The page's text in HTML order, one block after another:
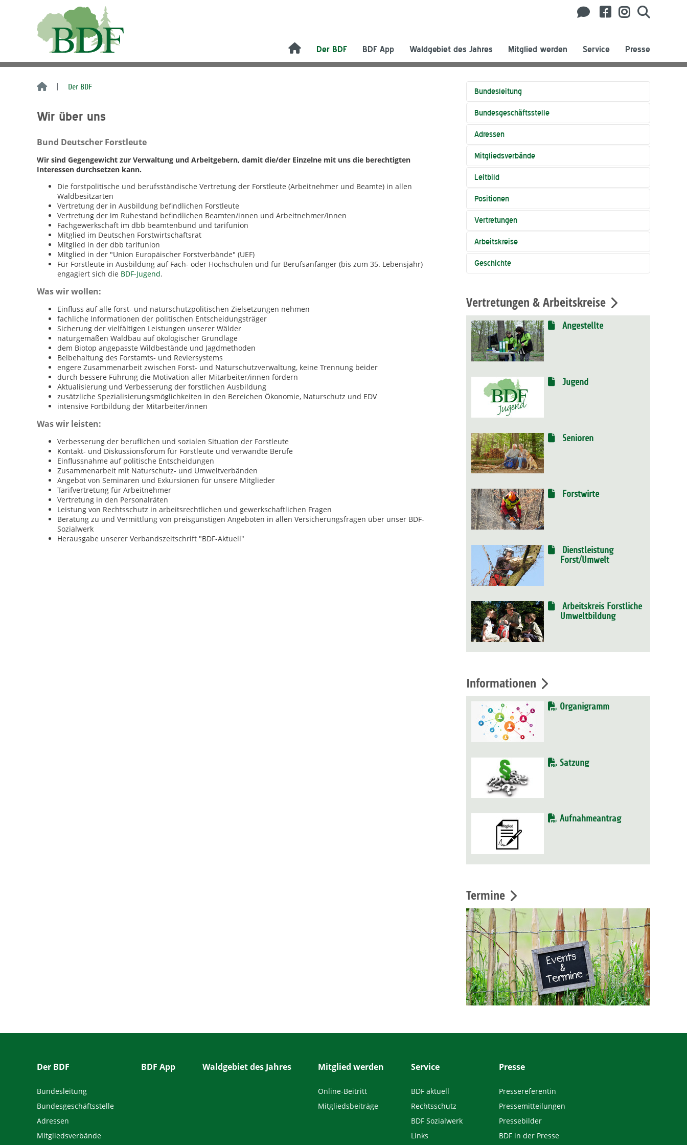
Der BDF BDF App Waldgebiet des Jahres Mitglied werden Service Presse
Der BDF
Wir über uns
Bund Deutscher Forstleute
Wir sind Gegengewicht zur Verwaltung und Arbeitgebern, damit die/der Einzelne mit uns die berechtigten
Interessen durchsetzen kann.
Die forstpolitische und berufsständische Vertretung der Forstleute (Arbeitnehmer und Beamte) in allen
Waldbesitzarten
Vertretung der in Ausbildung befindlichen Forstleute
Vertretung der im Ruhestand befindlichen Beamten/innen und Arbeitnehmer/innen
Fachgewerkschaft im dbb beamtenbund und tarifunion
Mitglied im Deutschen Forstwirtschaftsrat
Mitglied in der dbb tarifunion
Mitglied in der "Union Europäischer Forstverbände" (UEF)
Für Forstleute in Ausbildung auf Fach- oder Hochschulen und für Berufsanfänger (bis zum 35. Lebensjahr)
engagiert sich die BDF-Jugend.
Was wir wollen:
Einfluss auf alle forst- und naturschutzpolitischen Zielsetzungen nehmen
fachliche Informationen der politischen Entscheidungsträger
Sicherung der vielfältigen Leistungen unserer Wälder
naturgemäßen Waldbau auf ökologischer Grundlage
dem Biotop angepasste Wildbestände und Jagdmethoden
Beibehaltung des Forstamts- und Reviersystems
engere Zusammenarbeit zwischen Forst- und Naturschutzverwaltung, keine Trennung beider
durch bessere Führung die Motivation aller Mitarbeiter/innen fördern
Aktualisierung und Verbesserung der forstlichen Ausbildung
zusätzliche Spezialisierungsmöglichkeiten in den Bereichen Ökonomie, Naturschutz und EDV
intensive Fortbildung der Mitarbeiter/innen
Was wir leisten:
Verbesserung der beruflichen und sozialen Situation der Forstleute
Kontakt- und Diskussionsforum für Forstleute und verwandte Berufe
Einflussnahme auf politische Entscheidungen
Zusammenarbeit mit Naturschutz- und Umweltverbänden
Angebot von Seminaren und Exkursionen für unsere Mitglieder
Tarifvertretung für Arbeitnehmer
Vertretung in den Personalräten
Leistung von Rechtsschutz in arbeitsrechtlichen und gewerkschaftlichen Fragen
Beratung zu und Vermittlung von preisgünstigen Angeboten in allen Versicherungsfragen über unser BDF-
Sozialwerk
Herausgabe unserer Verbandszeitschrift "BDF-Aktuell"
Bundesleitung
Bundesgeschäftsstelle
Adressen
Mitgliedsverbände
Leitbild
Positionen
Vertretungen
Arbeitskreise
Geschichte
Vertretungen & Arbeitskreise
Angestellte
Jugend
Senioren
Forstwirte
Dienstleistung
Forst/Umwelt
Arbeitskreis Forstliche
Umweltbildung
Informationen
Organigramm
Satzung
Aufnahmeantrag
Termine
Der BDF
Bundesleitung
Bundesgeschäftsstelle
Adressen
Mitgliedsverbände
BDF App Waldgebiet des Jahres Mitglied werden
Online-Beitritt
Mitgliedsbeiträge
Service
BDF aktuell
Rechtsschutz
BDF Sozialwerk
Links
Presse
Pressereferentin
Pressemitteilungen
Pressebilder
BDF in der Presse